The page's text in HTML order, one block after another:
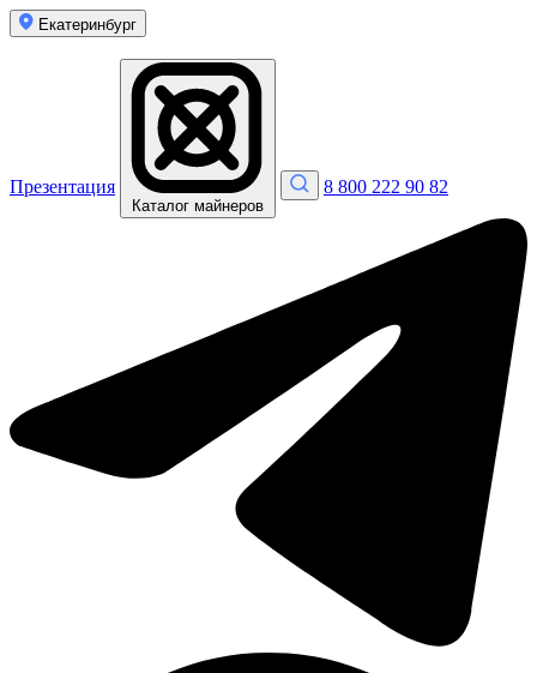
Екатеринбург
Презентация
Каталог майнеров
8 800 222 90 82